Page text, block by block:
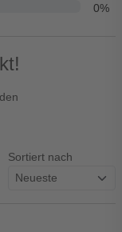
0%
Sortiert nach